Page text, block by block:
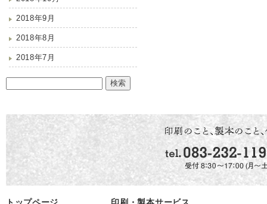
2018年9月
2018年8月
2018年7月